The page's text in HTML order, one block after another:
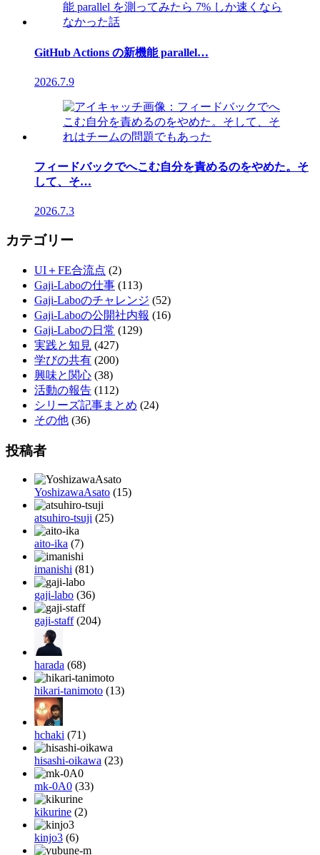
GitHub Actions の新機能 parallel…
2026.7.9
フィードバックでへこむ自分を責めるのをやめた。そ
して、そ…
2026.7.3
カテゴリー
UI＋FE合流点 (2)
Gaji-Laboの仕事 (113)
Gaji-Laboのチャレンジ (52)
Gaji-Laboの公開社内報 (16)
Gaji-Laboの日常 (129)
実践と知見 (427)
学びの共有 (200)
興味と関心 (38)
活動の報告 (112)
シリーズ記事まとめ (24)
その他 (36)
投稿者
YoshizawaAsato (15)
atsuhiro-tsuji (25)
aito-ika (7)
imanishi (81)
gaji-labo (36)
gaji-staff(204)
harada (68)
hikari-tanimoto (13)
hchaki (71)
hisashi-oikawa (23)
mk-0A0 (33)
kikurine (2)
kinjo3 (6)